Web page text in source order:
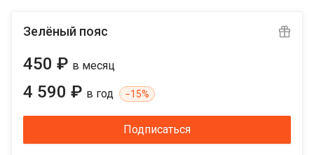
Зелёный пояс
450 ₽ в месяц
4 590 ₽ в год −15%
Подписаться